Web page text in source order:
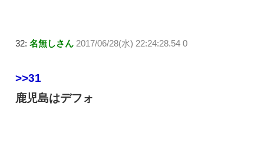
32: 名無しさん 2017/06/28(水) 22:24:28.54 0
>>31
鹿児島はデフォ